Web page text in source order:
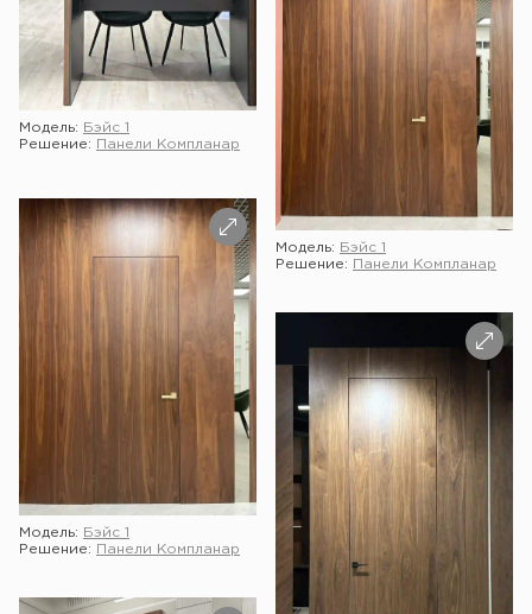
Модель:
Бэйс 1
Решение:
Панели Компланар
Модель:
Бэйс 1
Решение:
Панели Компланар
Модель:
Бэйс 1
Решение:
Панели Компланар